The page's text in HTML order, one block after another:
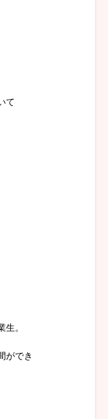
て
。
ができ